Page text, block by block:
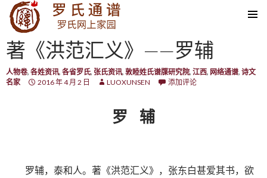
SKIP TO CONTENT
著《洪范汇义》——罗辅
人物卷, 各姓资讯, 各省罗氏, 张氏资讯, 敦睦姓氏谱牒研究院, 江西, 网络通谱, 诗文
名家
2016 年 4 月 2 日 LUOXUNSEN 添加评论
罗 辅
罗辅，泰和人。著《洪范汇义》，张东白甚爱其书，欲